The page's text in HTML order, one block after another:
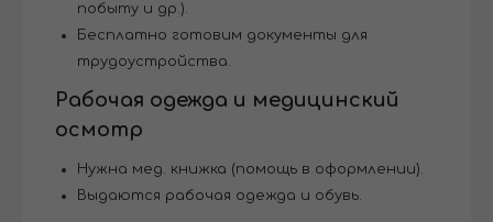
побыту и др.).
Бесплатно готовим документы для
трудоустройства.
Рабочая одежда и медицинский
осмотр
Нужна мед. книжка (помощь в оформлении).
Выдаются рабочая одежда и обувь.